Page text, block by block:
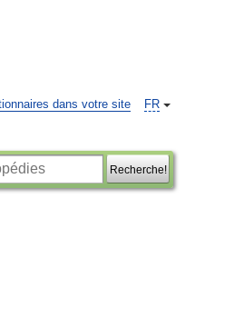
FR
dans votre site
Recherche!